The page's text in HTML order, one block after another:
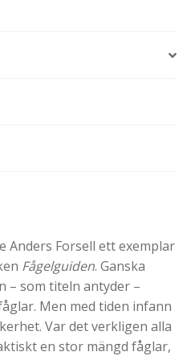
Anders Forsell ett exemplar
Fågelguiden. Ganska
– som titeln antyder –
Men med tiden infann
Var det verkligen alla
en stor mängd fåglar,